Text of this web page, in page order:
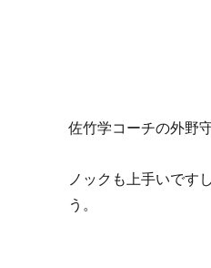
佐竹学コーチの外野
ノックも上手いです
う。